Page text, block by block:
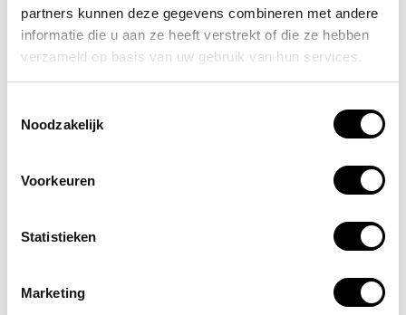
partners kunnen deze gegevens combineren met andere
informatie die u aan ze heeft verstrekt of die ze hebben
verzameld op basis van uw gebruik van hun services.
Noodzakelijk
Voorkeuren
Statistieken
Marketing
Wil je meedoen om te laten zien dat veilig en gezond
werken binnen uw bedrijf hoog op de agenda staat? Meld
je bedrijf dan nu alvast aan via de link:doe mee op 26
maart 2025Veiligheid is niet alleen een recht, maar ook
zowel werkgevers als werknemers aan om
benutten als een springplank naar een veiligere toekomst